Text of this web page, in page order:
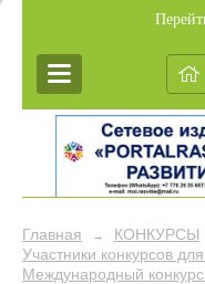
Главная → КОНКУРСЫ
Участники конкурсов
Международный